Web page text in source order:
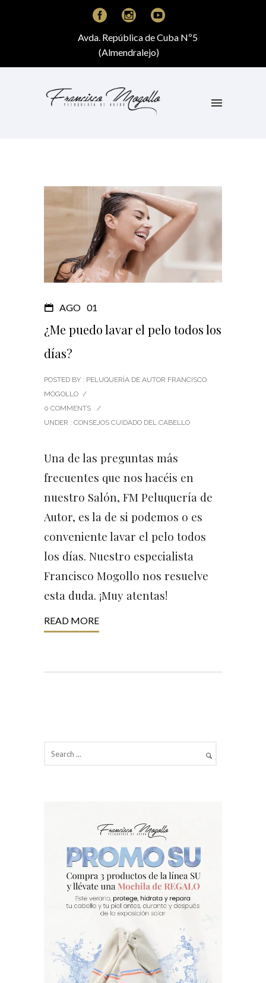
Avda. República de Cuba Nº5
(Almendralejo)
AGO 01
¿Me puedo lavar el pelo todos los
días?
POSTED BY : PELUQUERÍA DE AUTOR FRANCISCO
MOGOLLO /
0 COMMENTS
/
UNDER : CONSEJOS CUIDADO DEL CABELLO
Una de las preguntas más
frecuentes que nos hacéis en
nuestro Salón, FM Peluquería de
Autor, es la de si podemos o es
conveniente lavar el pelo todos
los días. Nuestro especialista
Francisco Mogollo nos resuelve
esta duda. ¡Muy atentas!
READ MORE